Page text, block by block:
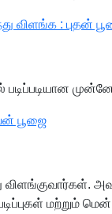
விளங்க : புதன்
படிப்படியான
பூஜை
மற்றும்